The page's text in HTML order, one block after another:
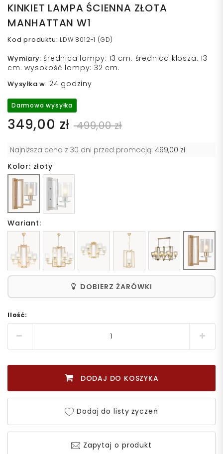
KINKIET LAMPA ŚCIENNA ZŁOTA
MANHATTAN W1
Kod produktu: LDW 8012-1 (GD)
Wymiary: średnica lampy: 13 cm. średnica klosza: 13
cm. wysokość lampy: 32 cm.
Wysyłka w: 24 godziny
Darmowa wysyłka
349,00 zł 499,00 zł
Najniższa cena z 30 dni przed promocją: 499,00 zł
Kolor: złoty
Wariant:
DOBIERZ ŻARÓWKI
Ilość:
DODAJ DO KOSZYKA
Dodaj do listy życzeń
Zapytaj o produkt